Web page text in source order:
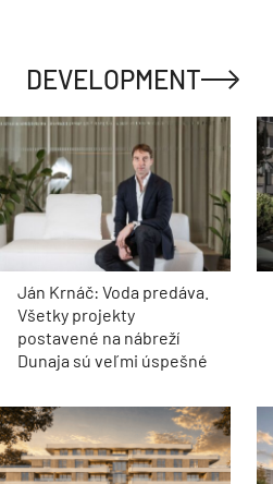
DEVELOPMENT
Ján Krnáč: Voda predáva.
Všetky projekty
postavené na nábreží
Dunaja sú veľmi úspešné